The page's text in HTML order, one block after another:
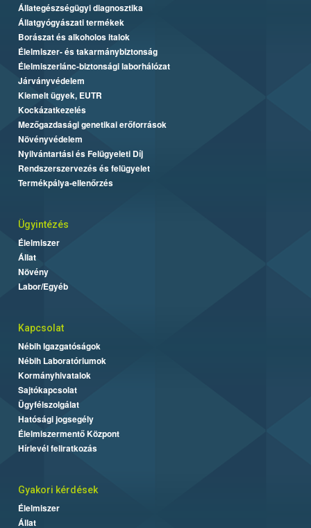
Állategészségügyi diagnosztika
Állatgyógyászati termékek
Borászat és alkoholos italok
Élelmiszer- és takarmánybiztonság
Élelmiszerlánc-biztonsági laborhálózat
Járványvédelem
Kiemelt ügyek, EUTR
Kockázatkezelés
Mezőgazdasági genetikai erőforrások
Növényvédelem
Nyilvántartási és Felügyeleti Díj
Rendszerszervezés és felügyelet
Termékpálya-ellenőrzés
Ügyintézés
Élelmiszer
Állat
Növény
Labor/Egyéb
Kapcsolat
Nébih Igazgatóságok
Nébih Laboratóriumok
Kormányhivatalok
Sajtókapcsolat
Ügyfélszolgálat
Hatósági jogsegély
Élelmiszermentő Központ
Hírlevél feliratkozás
Gyakori kérdések
Élelmiszer
Állat